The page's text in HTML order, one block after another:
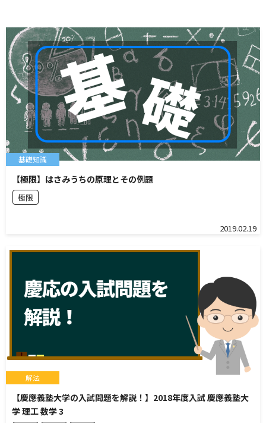
【極限】はさみうちの原理とその例題
極限
基礎知識
2019.02.19
【慶應義塾大学の入試問題を解説！】2018年度入試 慶應義塾大
学 理工 数学 3
解法